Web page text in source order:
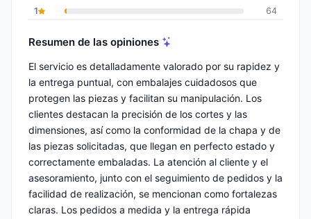
1
64
Resumen de las opiniones
El servicio es detalladamente valorado por su rapidez y
la entrega puntual, con embalajes cuidadosos que
protegen las piezas y facilitan su manipulación. Los
clientes destacan la precisión de los cortes y las
dimensiones, así como la conformidad de la chapa y de
las piezas solicitadas, que llegan en perfecto estado y
correctamente embaladas. La atención al cliente y el
asesoramiento, junto con el seguimiento de pedidos y la
facilidad de realización, se mencionan como fortalezas
claras. Los pedidos a medida y la entrega rápida